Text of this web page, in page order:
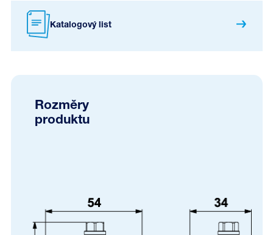
Katalogový list
Rozměry
produktu